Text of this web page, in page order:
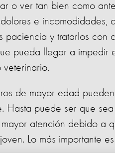
o ver tan bien como
e incomodidades,
paciencia y tratarlos con
pueda llegar a impedir
veterinario.
de mayor edad
Hasta puede ser que
mayor atención debido a
Lo más importante